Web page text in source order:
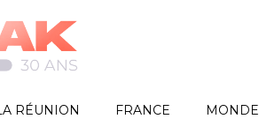
RÉUNION FRANCE MONDE